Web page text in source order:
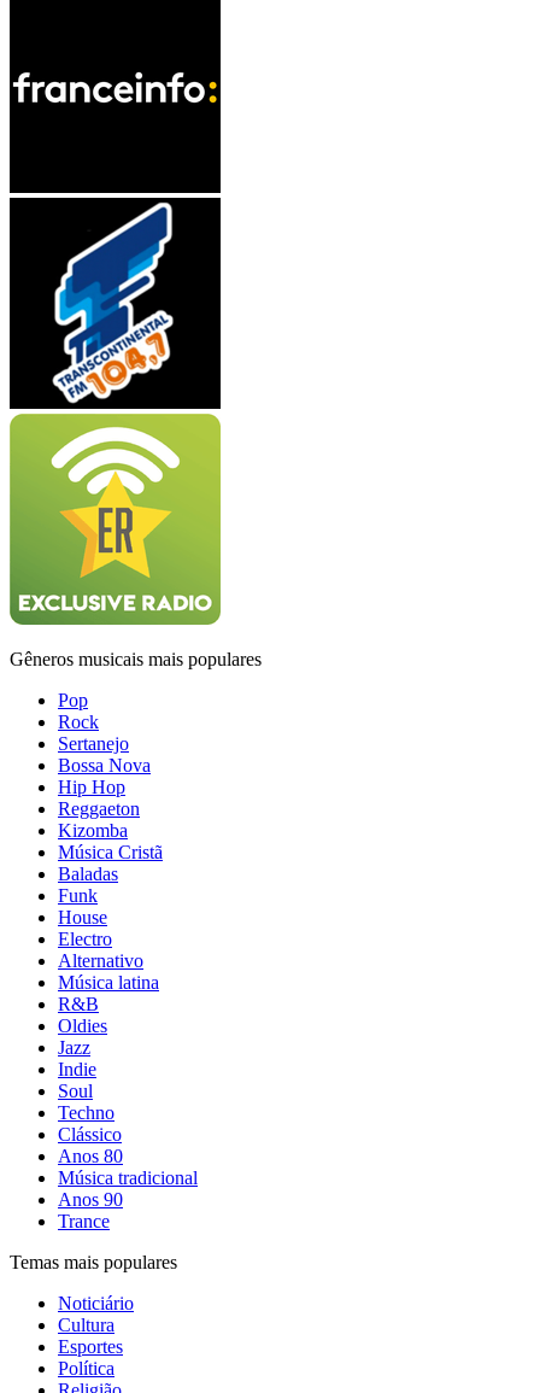
Gêneros musicais mais populares
Pop
Rock
Sertanejo
Bossa Nova
Hip Hop
Reggaeton
Kizomba
Música Cristã
Baladas
Funk
House
Electro
Alternativo
Música latina
R&B
Oldies
Jazz
Indie
Soul
Techno
Clássico
Anos 80
Música tradicional
Anos 90
Trance
Temas mais populares
Noticiário
Cultura
Esportes
Política